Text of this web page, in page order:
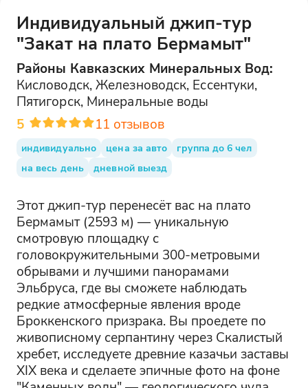
Индивидуальный джип-тур
"Закат на плато Бермамыт"
Районы Кавказских Минеральных Вод:
Кисловодск, Железноводск, Ессентуки,
Пятигорск, Минеральные воды
5
11 отзывов
индивидуально цена за авто
группа до 6 чел
на весь день
дневной выезд
Этот джип-тур перенесёт вас на плато
Бермамыт (2593 м) — уникальную
смотровую площадку с
головокружительными 300-метровыми
обрывами и лучшими панорамами
Эльбруса, где вы сможете наблюдать
редкие атмосферные явления вроде
Броккенского призрака. Вы проедете по
живописному серпантину через Скалистый
хребет, исследуете древние казачьи заставы
XIX века и сделаете эпичные фото на фоне